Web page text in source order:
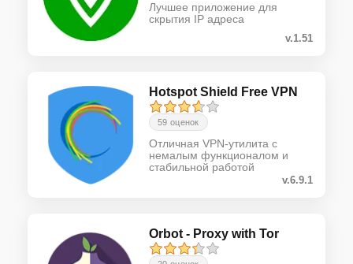
Лучшее приложение для
скрытия IP адреса
v.1.51
Hotspot Shield Free VPN
59 оценок
Отличная VPN-утилита с
немалым функционалом и
стабильной работой
v.6.9.1
Orbot - Proxy with Tor